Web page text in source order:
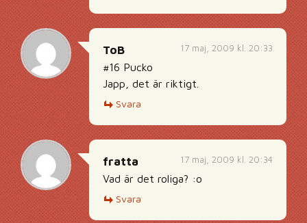
17 maj, 2009 kl. 20:33
ToB
#16 Pucko
Japp, det är riktigt.
Svara
17 maj, 2009 kl. 20:34
fratta
Vad är det roliga? :o
Svara